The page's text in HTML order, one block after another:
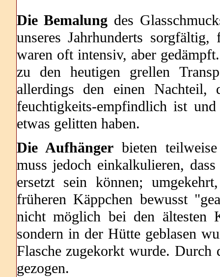
Die Bemalung des
unseres Jahrhunderts
waren oft intensiv, aber
zu den heutigen grellen
allerdings den einen Nachteil,
feuchtigkeits-empfindlich ist
etwas gelitten haben.
Die Aufhängerbieten teilweise
muss jedoch einkalkulieren,
ersetzt sein können;
früheren Käppchen bewusst
nicht möglich bei den ältesten
sondern in der Hütte geblasen
Flasche zugekorkt wurde. Durch
gezogen.